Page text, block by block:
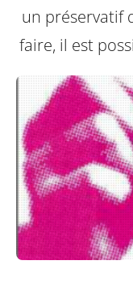
un préservatif
faire, il est